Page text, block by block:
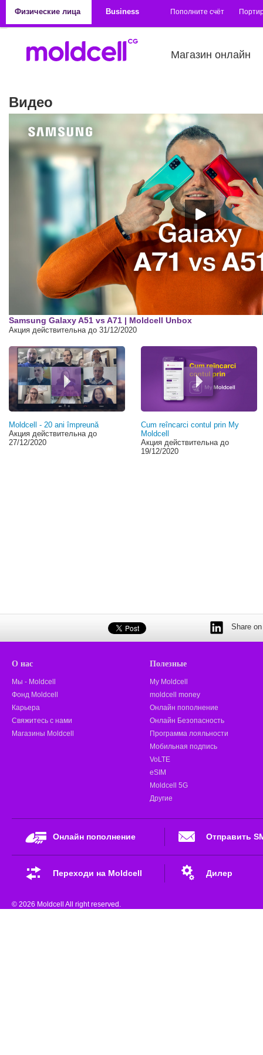
Физические лица
Business Пополните счёт
Магазин онлайн
Видео
00:00
Samsung Galaxy A51 vs A71 | Moldcell Unbox
Акция действительна до 31/12/2020
Moldcell - 20 ani împreună
Акция действительна до
27/12/2020
Cum reîncarci contul prin My
Moldcell
Акция действительна до
19/12/2020
Share
О нас
Мы - Moldcell
Фонд Moldcell
Карьера
Свяжитесь с нами
Магазины Moldcell
Полезные
My Moldcell
moldcell money
Онлайн пополнение
Онлайн Безопасность
Программа лояльности
Мобильная подпись
VoLTE
eSIM
Moldcell 5G
Другие
Онлайн пополнение Отправить
Переходи на Moldcell Дилер
© 2026 Moldcell All right reserved.